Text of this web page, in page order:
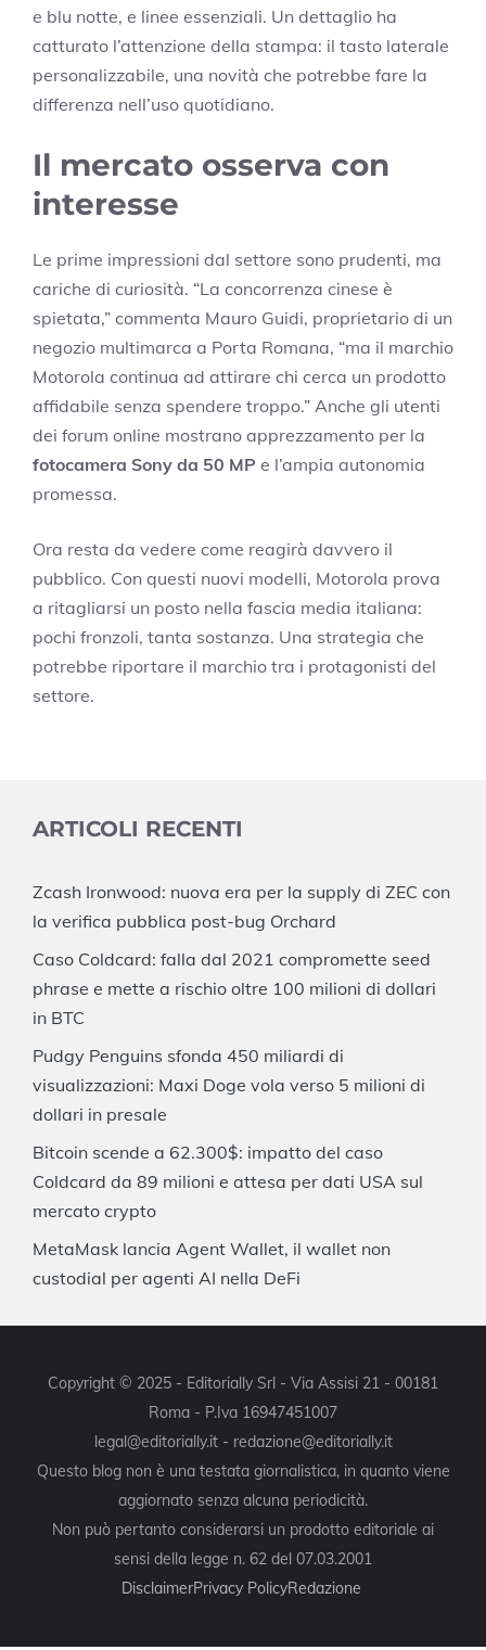
e blu notte, e linee essenziali. Un dettaglio ha
catturato l’attenzione della stampa: il tasto laterale
personalizzabile, una novità che potrebbe fare la
differenza nell’uso quotidiano.
Il mercato osserva con
interesse
Le prime impressioni dal settore sono prudenti, ma
cariche di curiosità. “La concorrenza cinese è
spietata,” commenta Mauro Guidi, proprietario di un
negozio multimarca a Porta Romana, “ma il marchio
Motorola continua ad attirare chi cerca un prodotto
affidabile senza spendere troppo.” Anche gli utenti
dei forum online mostrano apprezzamento per la
fotocamera Sony da 50 MP e l’ampia autonomia
promessa.
Ora resta da vedere come reagirà davvero il
pubblico. Con questi nuovi modelli, Motorola prova
a ritagliarsi un posto nella fascia media italiana:
pochi fronzoli, tanta sostanza. Una strategia che
potrebbe riportare il marchio tra i protagonisti del
settore.
ARTICOLI RECENTI
Zcash Ironwood: nuova era per la supply di ZEC con
la verifica pubblica post-bug Orchard
Caso Coldcard: falla dal 2021 compromette seed
phrase e mette a rischio oltre 100 milioni di dollari
in BTC
Pudgy Penguins sfonda 450 miliardi di
visualizzazioni: Maxi Doge vola verso 5 milioni di
dollari in presale
Bitcoin scende a 62.300$: impatto del caso
Coldcard da 89 milioni e attesa per dati USA sul
mercato crypto
MetaMask lancia Agent Wallet, il wallet non
custodial per agenti AI nella DeFi
Copyright © 2025 - Editorially Srl - Via Assisi 21 - 00181
Roma - P.Iva 16947451007
legal@editorially.it - redazione@editorially.it
Questo blog non è una testata giornalistica, in quanto viene
aggiornato senza alcuna periodicità.
Non può pertanto considerarsi un prodotto editoriale ai
sensi della legge n. 62 del 07.03.2001
DisclaimerPrivacy PolicyRedazione